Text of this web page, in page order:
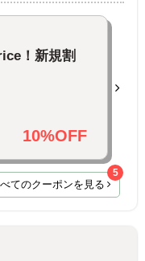
！新規割
10%OFF
てのクーポンを見る
5